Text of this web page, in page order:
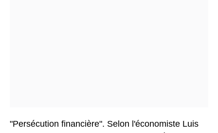
"Persécution financière". Selon l'économiste Luis